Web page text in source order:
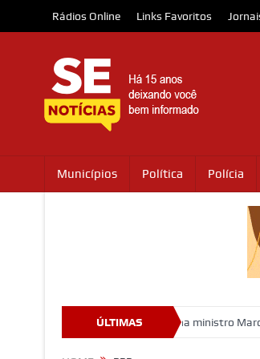
Rádios Online Links Favoritos
Municípios Política Polícia
ÚLTIMAS
STJ condena ministro Marco Buzzi